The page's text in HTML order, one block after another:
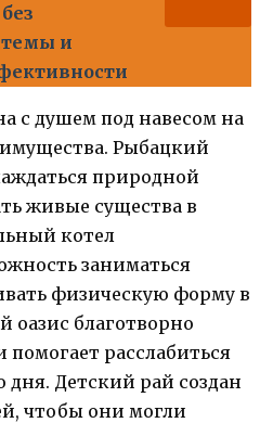
и
с душем под навесом на
Рыбацкий
природной
живые существа в
котел
заниматься
физическую форму в
оазис благотворно
помогает расслабиться
дня. Детский рай создан
чтобы они могли